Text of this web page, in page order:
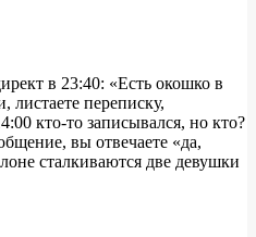
в 23:40: «Есть окошко в
листаете переписку,
кто-то записывался, но кто?
вы отвечаете «да,
сталкиваются две девушки